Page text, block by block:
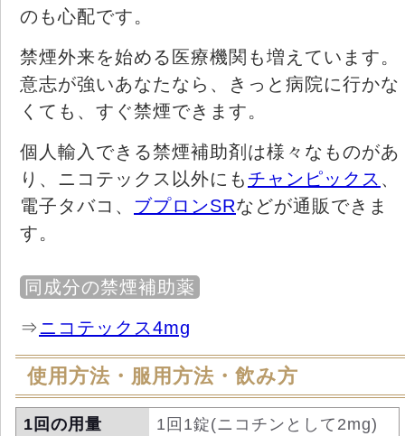
のも心配です。
禁煙外来を始める医療機関も増えています。
意志が強いあなたなら、きっと病院に行かな
くても、すぐ禁煙できます。
個人輸入できる禁煙補助剤は様々なものがあ
り、ニコテックス以外にも チャンピックス 、
電子タバコ、 ブプロンSRなどが通販できま
す。
同成分の禁煙補助薬
⇒ニコテックス4mg
使用方法・服用方法・飲み方
1回の用量
1回1錠(ニコチンとして2mg)